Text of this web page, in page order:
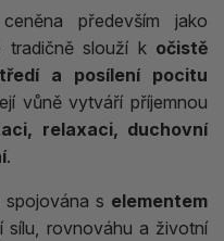
ceněna především jako
tradičně slouží k očistě
a posílení pocitu
vůně vytváří příjemnou
relaxaci, duchovní
.
spojována s elementem
sílu, rovnováhu a životní